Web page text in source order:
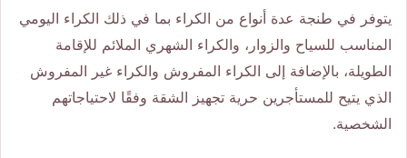
يتوفر في طنجة عدة أنواع من الكراء بما في ذلك الكراء اليومي
المناسب للسياح والزوار، والكراء الشهري الملائم للإقامة
الطويلة، بالإضافة إلى الكراء المفروش والكراء غير المفروش
الذي يتيح للمستأجرين حرية تجهيز الشقة وفقًا لاحتياجاتهم
الشخصية.